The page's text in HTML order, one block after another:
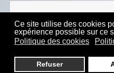
Ce site utilise des cookies
expérience possible sur ce
Politique des cookies
Refuser
Sitemap- Mentions
© 2023Dahu Production